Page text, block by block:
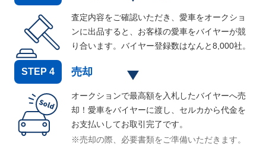
査定内容をご確認いただき、愛車をオークショ
ンに出品すると、お客様の愛車をバイヤーが競
り合います。バイヤー登録数はなんと8,000社。
STEP 4 売却
オークションで最高額を入札したバイヤーへ売
却！愛車をバイヤーに渡し、セルカから代金を
お支払いしてお取引完了です。
※売却の際、必要書類をご準備いただきます。